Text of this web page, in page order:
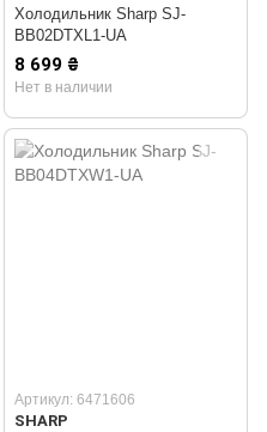
Холодильник Sharp SJ-
BB02DTXL1-UA
8 699 ₴
Нет в наличии
Артикул: 6471606
SHARP